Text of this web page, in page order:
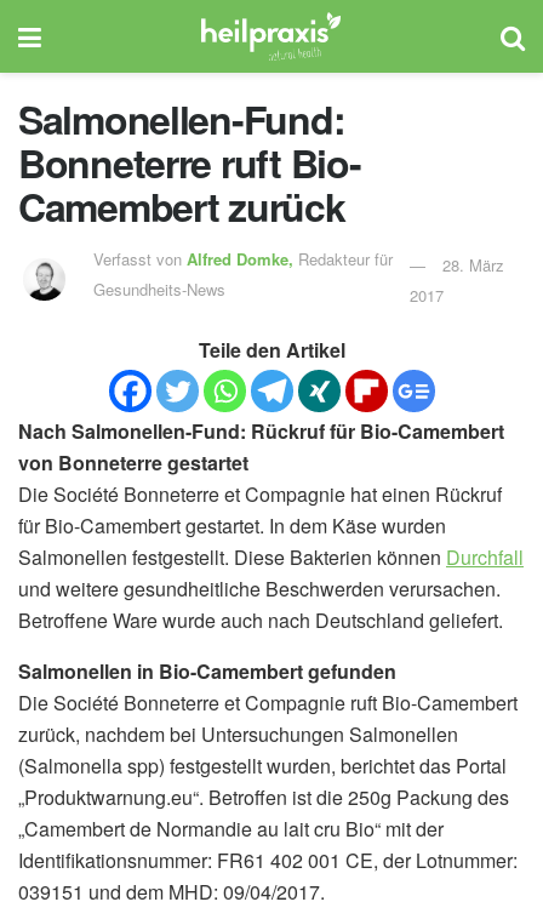
Salmonellen-Fund:
Bonneterre ruft Bio-
Camembert zurück
Verfasst vonAlfred Domke, Redakteur für
Gesundheits-News
28. März
2017
Teile den Artikel
Nach Salmonellen-Fund: Rückruf für Bio-Camembert
von Bonneterre gestartet
Die Société Bonneterre et Compagnie hat einen Rückruf
für Bio-Camembert gestartet. In dem Käse wurden
Salmonellen festgestellt. Diese Bakterien können Durchfall
und weitere gesundheitliche Beschwerden verursachen.
Betroffene Ware wurde auch nach Deutschland geliefert.
Salmonellen in Bio-Camembert gefunden
Die Société Bonneterre et Compagnie ruft Bio-Camembert
zurück, nachdem bei Untersuchungen Salmonellen
(Salmonella spp) festgestellt wurden, berichtet das Portal
„Produktwarnung.eu“. Betroffen ist die 250g Packung des
„Camembert de Normandie au lait cru Bio“ mit der
Identifikationsnummer: FR61 402 001 CE, der Lotnummer:
039151 und dem MHD: 09/04/2017.